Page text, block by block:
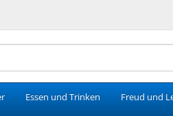
Essen und Trinken Freud und